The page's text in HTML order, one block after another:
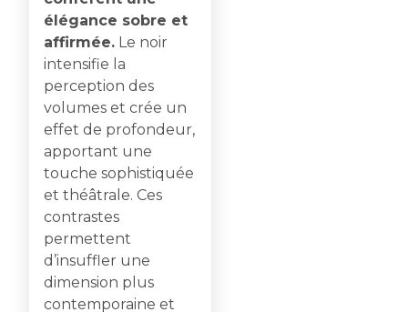
élégance sobre et
affirmée. Le noir
intensifie la
perception des
volumes et crée un
effet de profondeur,
apportant une
touche sophistiquée
et théâtrale. Ces
contrastes
permettent
d’insuffler une
dimension plus
contemporaine et